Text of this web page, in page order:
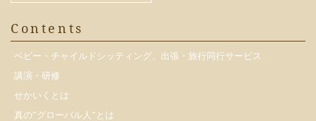
Contents
ベビー・チャイルドシッティング、出張・旅行同行サービス
講演・研修
せかいくとは
真の”グローバル人”とは